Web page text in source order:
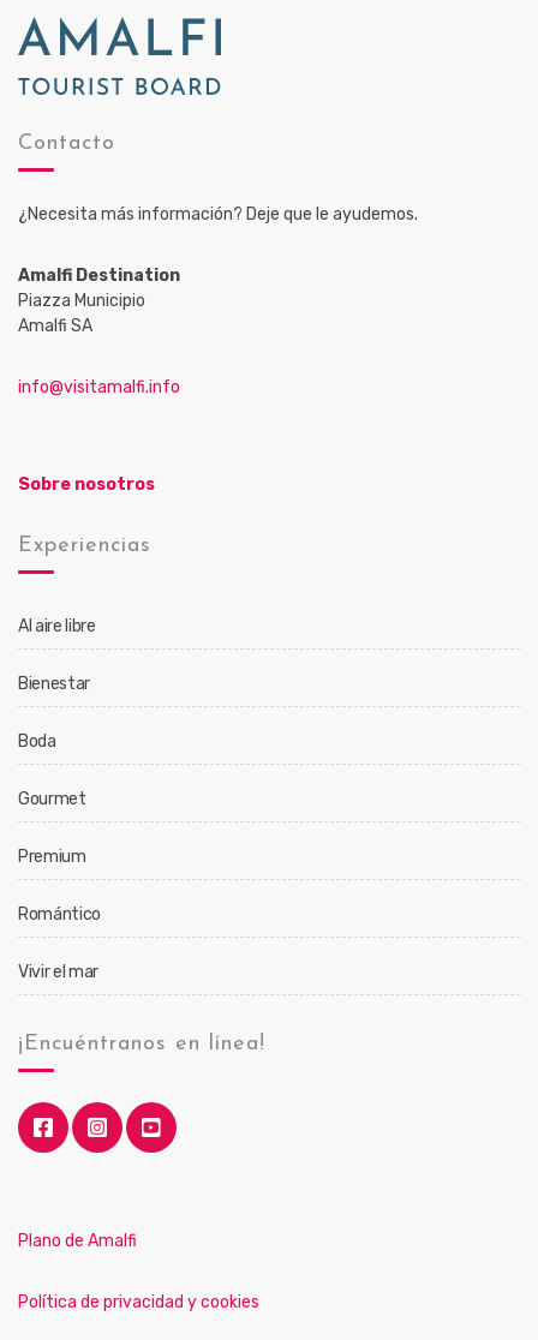
Contacto
¿Necesita más información? Deje que le ayudemos.
Amalfi Destination
Piazza Municipio
Amalfi SA
info@visitamalfi.info
Sobre nosotros
Experiencias
Al aire libre
Bienestar
Boda
Gourmet
Premium
Romántico
Vivir el mar
¡Encuéntranos en línea!
Plano de Amalfi
Política de privacidad y cookies